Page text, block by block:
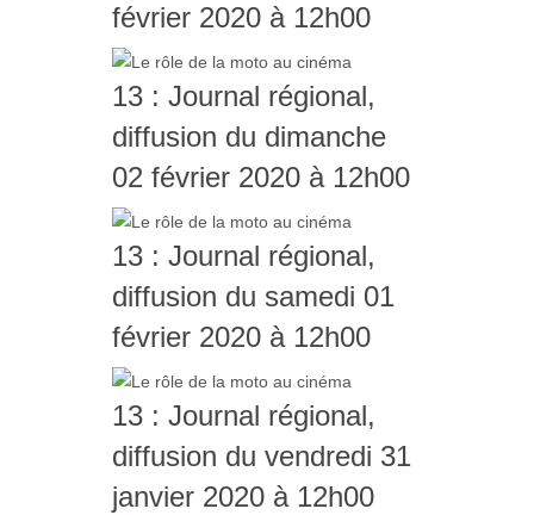
février 2020 à 12h00
13 : Journal régional,
diffusion du dimanche
02 février 2020 à 12h00
13 : Journal régional,
diffusion du samedi 01
février 2020 à 12h00
13 : Journal régional,
diffusion du vendredi 31
janvier 2020 à 12h00